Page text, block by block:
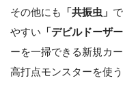
その他にも 「共振虫」
やすい 「デビルドーザー
ーを一掃できる新規カ
高打点モンスターを使